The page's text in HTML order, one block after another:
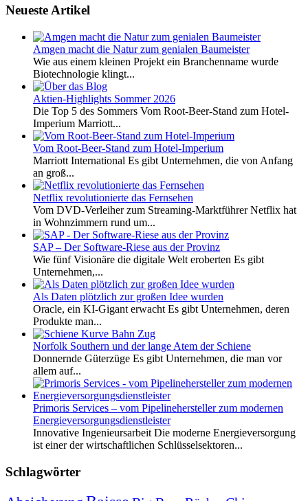
Neueste Artikel
Amgen macht die Natur zum genialen Baumeister
Wie aus einem kleinen Projekt ein Branchenname wurde
Biotechnologie klingt...
Aktien-Highlights Sommer 2026
Die Top 5 des Sommers Vom Root-Beer-Stand zum Hotel-
Imperium Marriott...
Vom Root-Beer-Stand zum Hotel-Imperium
Marriott International Es gibt Unternehmen, die von Anfang
an groß...
Netflix revolutionierte das Fernsehen
Vom DVD-Verleiher zum Streaming-Marktführer Netflix hat
in Wohnzimmern rund um...
SAP – Der Software-Riese aus der Provinz
Wie fünf Visionäre die digitale Welt eroberten Es gibt
Unternehmen,...
Als Daten plötzlich zur großen Idee wurden
Oracle, ein KI-Gigant erwacht Es gibt Unternehmen, deren
Produkte man...
Norfolk Southern und der lange Atem der Schiene
Donnernde Güterzüge Es gibt Unternehmen, die man vor
allem auf...
Primoris Services – vom Pipelinehersteller zum modernen
Energieversorgungsdienstleister
Innovative Ingenieursarbeit Die moderne Energieversorgung
ist einer der wirtschaftlichen Schlüsselsektoren...
Schlagwörter